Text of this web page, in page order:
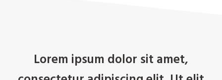
Lorem ipsum dolor sit amet,